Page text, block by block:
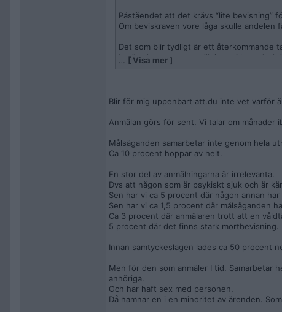
Påståendet att det krävs “lite bevisning”
Om beviskraven vore låga skulle andelen
Det som blir tydligt är ett återkommande
berättelse om att anmälningar i
Och när slutsatsen alltid är att
verkligheten.
Då är det en berättelse man har bestämt
Minderåriga som inte kan säga ifrån,
de inte.
Sjuka uppfattningar som tolereras och
… [ Visa mer ]
Blir för mig uppenbart att.du inte vet varför
Anmälan görs för sent. Vi talar om
Målsäganden samarbetar inte genom hela
Ca 10 procent hoppar av helt.
En stor del av anmälningarna är irrelevanta.
Dvs att någon som är psykiskt sjuk och är
Sen har vi ca 5 procent där någon annan
Sen har vi ca 1,5 procent där målsäganden
Ca 3 procent där anmälaren trott att en
5 procent där det finns stark mortbevisning.
Innan samtyckeslagen lades ca 50 procent
Men för den som anmäler I tid. Samarbetar
anhöriga.
Och har haft sex med personen.
Då hamnar en i en minoritet av ärenden.